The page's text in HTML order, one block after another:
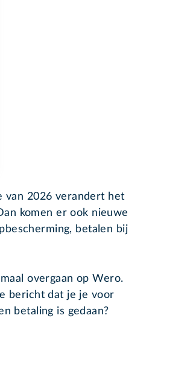
van 2026 verandert het
komen er ook nieuwe
betalen bij
overgaan op Wero.
bericht dat je je voor
betaling is gedaan?